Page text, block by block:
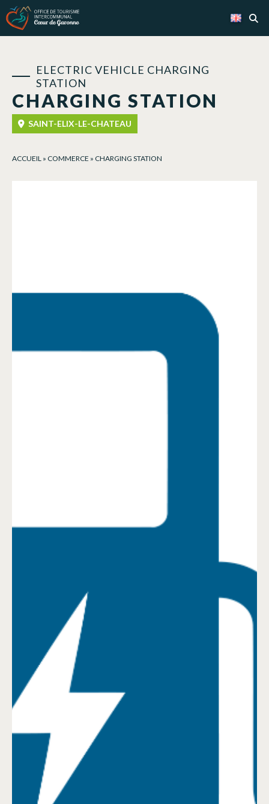
CHARGING STATION
ELECTRIC VEHICLE CHARGING
STATION
SAINT-ELIX-LE-CHATEAU
ACCUEIL » COMMERCE » CHARGING STATION
Cookies management panel